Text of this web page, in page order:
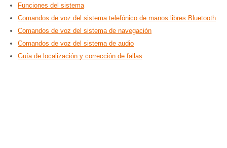
Funciones del sistema
Comandos de voz del sistema telefónico de manos libres Bluetooth
Comandos de voz del sistema de navegación
Comandos de voz del sistema de audio
Guía de localización y corrección de fallas